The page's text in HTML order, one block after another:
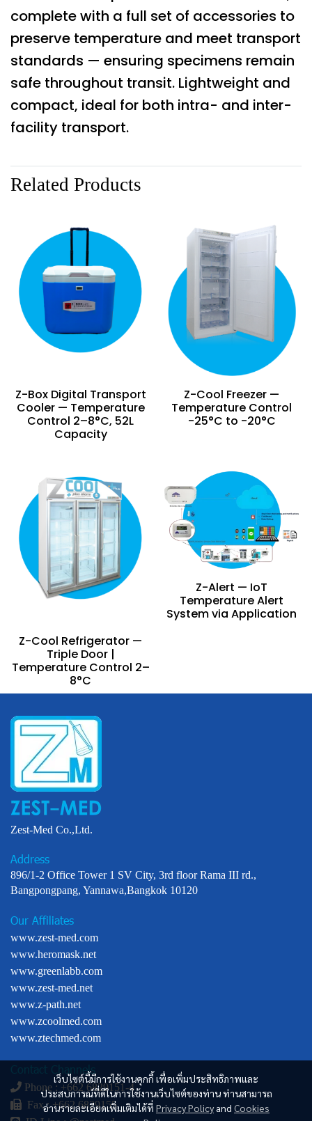
complete with a full set of accessories to
preserve temperature and meet transport
standards — ensuring specimens remain
safe throughout transit. Lightweight and
compact, ideal for both intra- and inter-
facility transport.
Related Products
Z-Box Digital Transport
Cooler — Temperature
Control 2–8°C, 52L
Capacity
Z-Cool Freezer —
Temperature Control
-25°C to -20°C
Z-Cool Refrigerator —
Triple Door |
Temperature Control 2–
8°C
Z-Alert — IoT
Temperature Alert
System via Application
เว็บไซต์นี้มีการใช้งานคุกกี้ เพื่อเพิ่มประสิทธิภาพและ
ประสบการณ์ที่ดีในการใช้งานเว็บไซต์ของท่าน ท่านสามารถ
อ่านรายละเอียดเพิ่มเติมได้ที่ Privacy Policy and Cookies
Zest-Med Co.,Ltd.
Address
896/1-2 Office Tower 1 SV City, 3rd floor Rama III rd.,
Bangpongpang, Yannawa,Bangkok 10120
Our Affiliates
www.zest-med.com
www.heromask.net
www.greenlabb.com
www.zest-med.net
www.z-path.net
www.zcoolmed.com
www.ztechmed.com
Contact Channels
Phone : +662 6829151-4
Fax : +662 6829155